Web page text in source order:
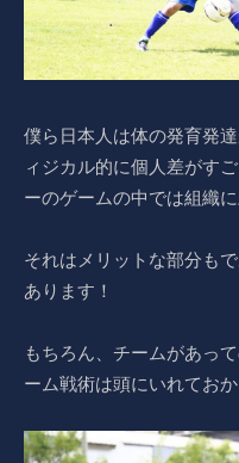
僕ら日本人は体の発育発
ィジカル的に個人差がす
ーのゲームの中では組織
それはメリットな部分も
あります！
もちろん、チームがあっ
ーム戦術は頭にいれてお